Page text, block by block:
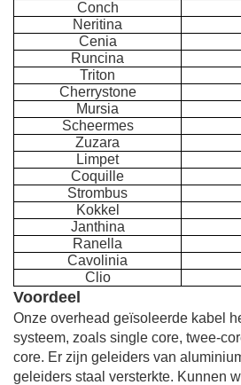
Conch
Neritina
Cenia
Runcina
Triton
Cherrystone
Mursia
Scheermes
Zuzara
Limpet
Coquille
Strombus
Kokkel
Janthina
Ranella
Cavolinia
Clio
Voordeel
Onze overhead geïsoleerde kabel
systeem, zoals single core, twee-
core. Er zijn geleiders van
geleiders staal versterkte. Kunnen